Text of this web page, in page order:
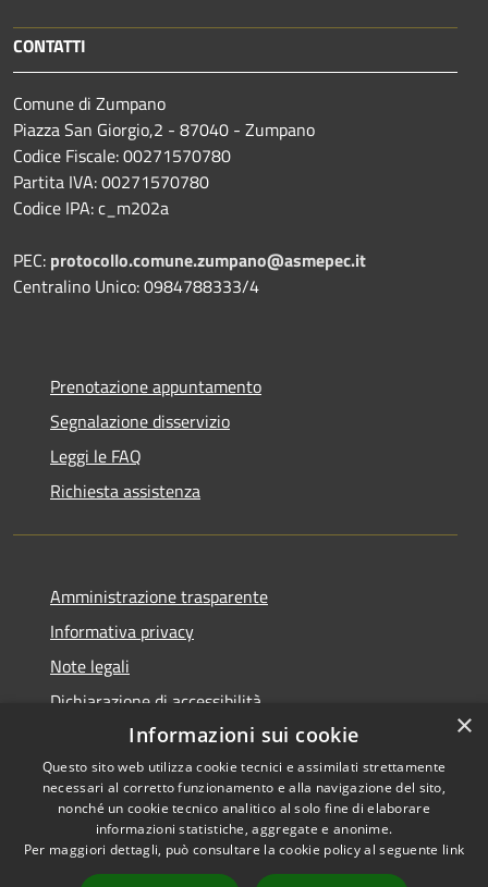
CONTATTI
Comune di Zumpano
Piazza San Giorgio,2 - 87040 - Zumpano
Codice Fiscale: 00271570780
Partita IVA: 00271570780
Codice IPA: c_m202a
PEC: protocollo.comune.zumpano@asmepec.it
Centralino Unico: 0984788333/4
Prenotazione appuntamento
Segnalazione disservizio
Leggi le FAQ
Richiesta assistenza
Amministrazione trasparente
Informativa privacy
Note legali
Dichiarazione di accessibilità
Accessibilità
Privacy
Copyright © 2026 • Comune di
Zumpano • Powered by
Municipium
Accesso
×
Informazioni sui cookie
Questo sito web utilizza cookie tecnici e assimilati strettamente
necessari al corretto funzionamento e alla navigazione del sito,
nonché un cookie tecnico analitico al solo fine di elaborare
informazioni statistiche, aggregate e anonime.
Per maggiori dettagli, può consultare la cookie policy al seguente link